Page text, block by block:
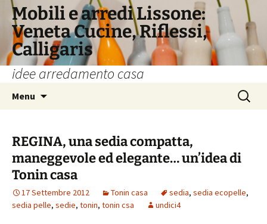
Vai
contenuto
Mobili e arredi Lissone:
Veneta Cucine, Riflessi,
Calligaris
idee arredamento casa
Menu
Ricerca
per:
REGINA, una sedia compatta,
maneggevole ed elegante… un’idea di
Tonin casa
17 Settembre 2012 Tonin casa sedia, sedia ecopelle,
sedia pelle, sedie, tonin, tonin csa undici4